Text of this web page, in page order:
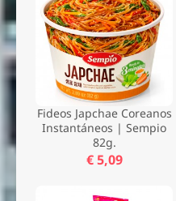
Fideos Japchae Coreanos
Instantáneos | Sempio
82g.
€ 5,09